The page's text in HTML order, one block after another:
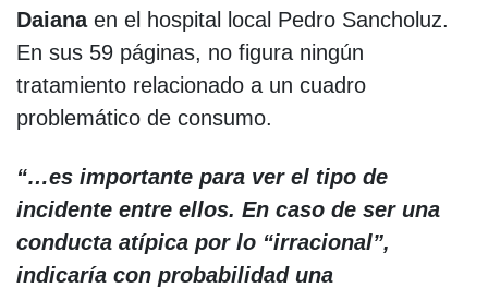
Daianaen el hospital local Pedro Sancholuz.
En sus 59 páginas, no figura ningún
tratamiento relacionado a un cuadro
problemático de consumo.
“…es importante para ver el tipo de
incidente entre ellos. En caso de ser una
conducta atípica por lo “irracional”,
indicaría con probabilidad una